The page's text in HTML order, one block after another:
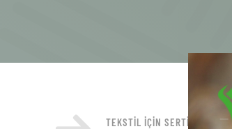
TEKSTIL İÇIN SERTIFIKASYON